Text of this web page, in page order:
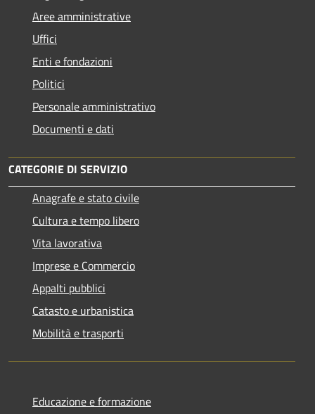
Aree amministrative
Uffici
Enti e fondazioni
Politici
Personale amministrativo
Documenti e dati
CATEGORIE DI SERVIZIO
Anagrafe e stato civile
Cultura e tempo libero
Vita lavorativa
Imprese e Commercio
Appalti pubblici
Catasto e urbanistica
Mobilità e trasporti
Educazione e formazione